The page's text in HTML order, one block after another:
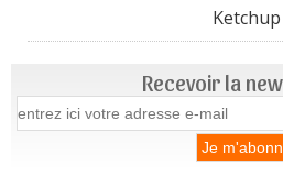
Ketchup
Recevoir la